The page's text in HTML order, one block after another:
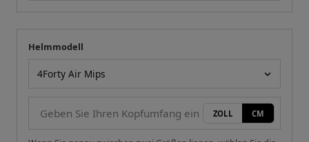
Ihre Messung
Helmmodell
ZOLL CM